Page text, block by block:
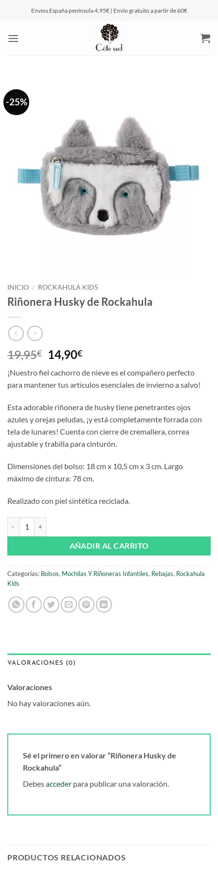
Envíos España península 4,95€ | Envío gratuito a partir de 60€
-25%
INICIO / ROCKAHULA KIDS
Riñonera Husky de Rockahula
19,95€
El
precio
original
era:
14,90€El
actual
es:
¡Nuestro fiel cachorro de nieve es el compañero perfecto
para mantener tus artículos esenciales de invierno a salvo!
Esta adorable riñonera de husky tiene penetrantes ojos
azules y orejas peludas, ¡y está completamente forrada con
tela de lunares! Cuenta con cierre de cremallera, correa
ajustable y trabilla para cinturón.
Dimensiones del bolso: 18 cm x 10,5 cm x 3 cm. Largo
máximo de cintura: 78 cm.
Realizado con piel sintética reciclada.
AÑADIR AL CARRITO
Categorías: Bolsos, Mochilas Y Riñoneras Infantiles, Rebajas, Rockahula
Kids
VALORACIONES (0)
Valoraciones
No hay valoraciones aún.
Sé el primero en valorar “Riñonera Husky de
Rockahula”
Debesacceder para publicar una valoración.
PRODUCTOS RELACIONADOS